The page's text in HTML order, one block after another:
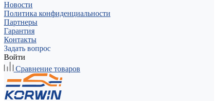
Новости
Политика конфиденциальности
Партнеры
Гарантия
Контакты
Задать вопрос
Войти
Сравнение товаров